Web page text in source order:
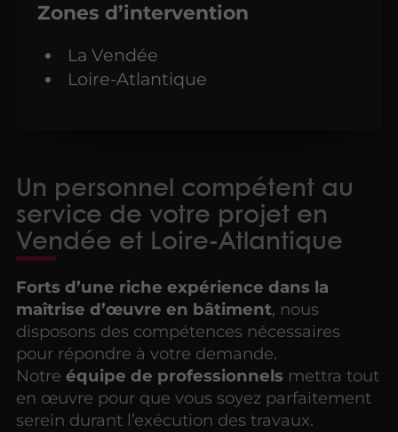
Zones d’intervention
La Vendée
Loire-Atlantique
Un personnel compétent au
service de votre projet en
Vendée et Loire-Atlantique
Forts d’une riche expérience dans la
maîtrise d’œuvre en bâtiment, nous
disposons des compétences nécessaires
pour répondre à votre demande.
Notreéquipe de professionnels mettra tout
en œuvre pour que vous soyez parfaitement
serein durant l’exécution des travaux.